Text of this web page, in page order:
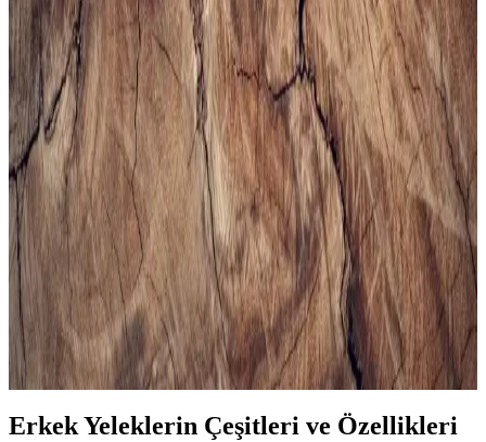
Bej erkek spor ayakkabıları, şıklık ve rahatlığı bir arada sunar. Çok
yönlü kullanımı ve trend modelleriyle gardırobunuza şıklık katın,
konforlu ve şık tercihleri keşfedin.
Erkekler İçin Uygun Spor Çantası Seçimi ve
Trendler Hakkında Kapsamlı Rehber
Erkek spor çantası seçerken kapasite, malzeme, konfor ve tasarım
gibi önemli faktörlere dikkat edin. Güncel modeller ve markalarla
tarzınızı ve fonksiyonelliği bir arada yakalayın.
Erkek Siyah Spor Gömlekleri ile Şıklık ve Rahatlığı
Bir Arada Yakalayın
Modern erkekler için tasarlanan siyah spor gömlekler, rahatlık ve
şıklığı bir arada sunar. Çok yönlü modelleri ve kombin önerileriyle
stilinizi güçlendirin.
Erkek Yeleklerin Çeşitleri ve Özellikleri